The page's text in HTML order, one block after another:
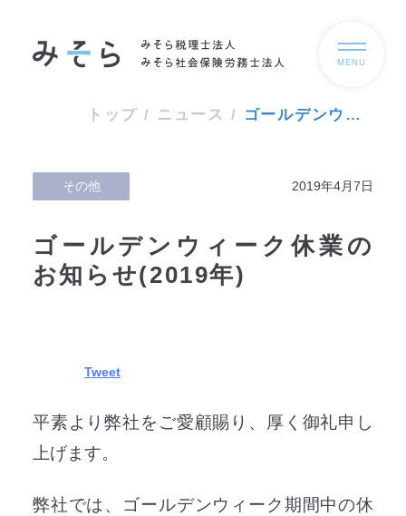
MENU
トップ / ニュース / ゴールデンウィーク休業のお知らせ(2019年)
その他 2019年4月7日
ゴールデンウィーク休業の
お知らせ(2019年)
Tweet
平素より弊社をご愛顧賜り、厚く御礼申し
上げます。
弊社では、ゴールデンウィーク期間中の休